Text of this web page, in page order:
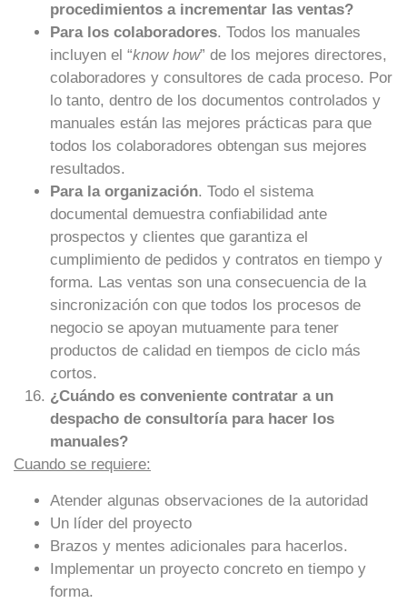
procedimientos a incrementar las ventas?
Para los colaboradores. Todos los manuales
incluyen el “know how” de los mejores directores,
colaboradores y consultores de cada proceso. Por
lo tanto, dentro de los documentos controlados y
manuales están las mejores prácticas para que
todos los colaboradores obtengan sus mejores
resultados.
Para la organización. Todo el sistema
documental demuestra confiabilidad ante
prospectos y clientes que garantiza el
cumplimiento de pedidos y contratos en tiempo y
forma. Las ventas son una consecuencia de la
sincronización con que todos los procesos de
negocio se apoyan mutuamente para tener
productos de calidad en tiempos de ciclo más
cortos.
¿Cuándo es conveniente contratar a un
despacho de consultoría para hacer los
manuales?
Cuando se requiere:
Atender algunas observaciones de la autoridad
Un líder del proyecto
Brazos y mentes adicionales para hacerlos.
Implementar un proyecto concreto en tiempo y
forma.